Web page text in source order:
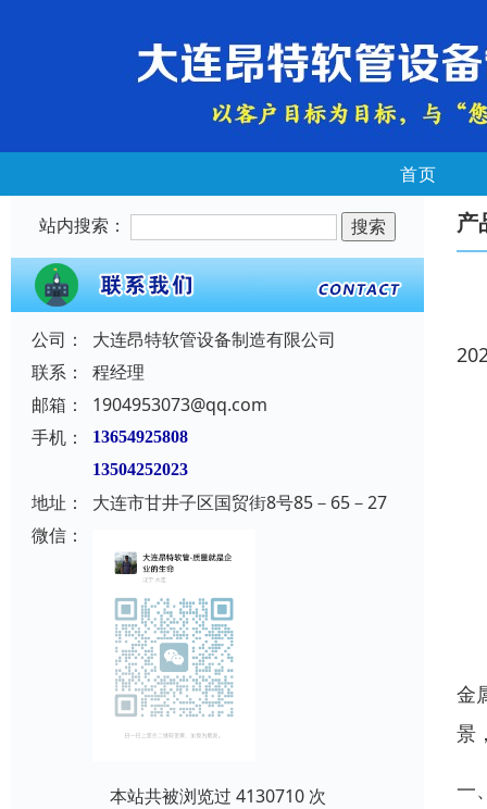
首页
站内搜索：
公司：
大连昂特软管设备制造有限公司
联系：
程经理
邮箱：
1904953073@qq.com
手机：
13654925808
13504252023
地址：
大连市甘井子区国贸街8号85－65－27
微信：
本站共被浏览过 4130710 次
产
金
景
一